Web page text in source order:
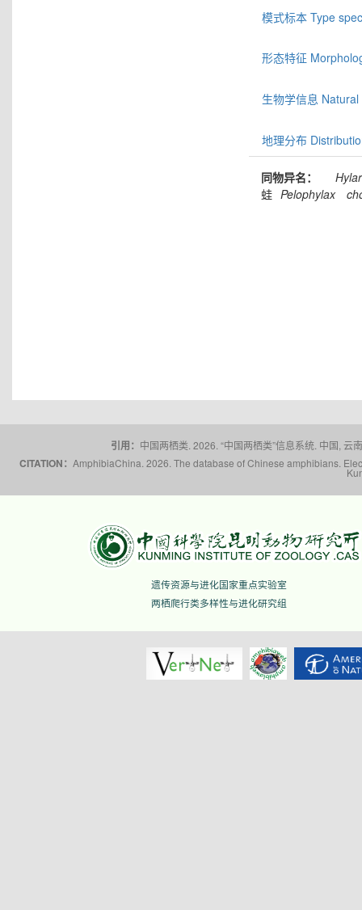
模式标本 Type
形态特征
生物学信息
地理分布
同物异名：
蛙 Pelophylax
引用： 中国两栖类. 2026. “中国两栖类”信息系统. 中国,
CITATION： AmphibiaChina. 2026. The database of Chinese amphibians.
遗传资源与进化国家重点实验室
两栖爬行类多样性与进化研究组